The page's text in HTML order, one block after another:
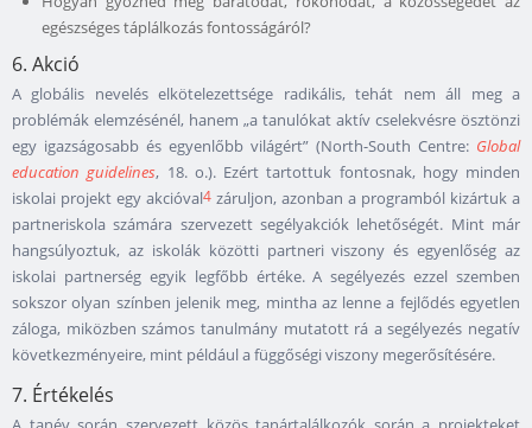
egészséges táplálkozás fontosságáról?
6. Akció
A globális nevelés elkötelezettsége radikális, tehát nem áll meg a
problémák elemzésénél, hanem „a tanulókat aktív cselekvésre ösztönzi
egy igazságosabb és egyenlőbb világért” (North-South Centre: Global
education guidelines, 18. o.). Ezért tartottuk fontosnak, hogy minden
iskolai projekt egy akcióval4 záruljon, azonban a programból kizártuk a
partneriskola számára szervezett segélyakciók lehetőségét. Mint már
hangsúlyoztuk, az iskolák közötti partneri viszony és egyenlőség az
iskolai partnerség egyik legfőbb értéke. A segélyezés ezzel szemben
sokszor olyan színben jelenik meg, mintha az lenne a fejlődés egyetlen
záloga, miközben számos tanulmány mutatott rá a segélyezés negatív
következményeire, mint például a függőségi viszony megerősítésére.
7. Értékelés